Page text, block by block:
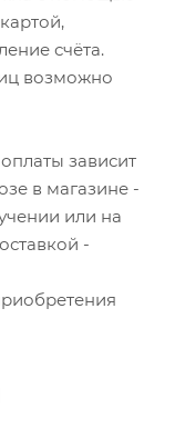
счёта.
возможно
зависит
в магазине -
или на
-